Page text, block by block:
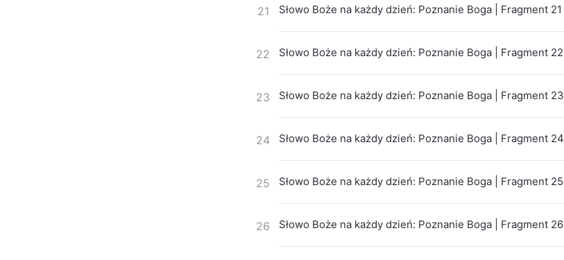
21 Słowo Boże na każdy dzień: Poznanie Boga | Fragment 21
22 Słowo Boże na każdy dzień: Poznanie Boga | Fragment 22
23 Słowo Boże na każdy dzień: Poznanie Boga | Fragment 23
24 Słowo Boże na każdy dzień: Poznanie Boga | Fragment 24
25 Słowo Boże na każdy dzień: Poznanie Boga | Fragment 25
26 Słowo Boże na każdy dzień: Poznanie Boga | Fragment 26